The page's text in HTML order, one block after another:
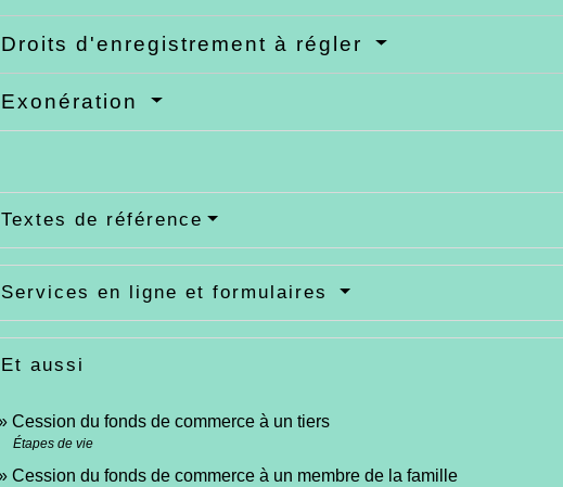
Droits d'enregistrement à régler
Exonération
Textes de référence
Services en ligne et formulaires
Et aussi
Cession du fonds de commerce à un tiers
Étapes de vie
Cession du fonds de commerce à un membre de la famille